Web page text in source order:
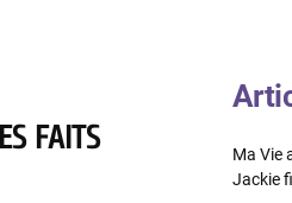
FAITS
Ma Vie
Jackie